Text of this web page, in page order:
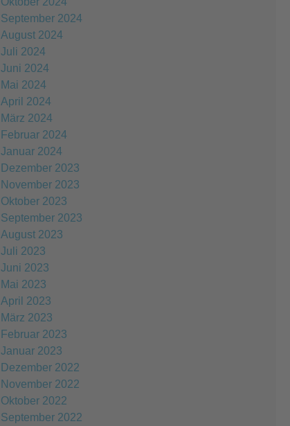
September 2024
August 2024
Juli 2024
Juni 2024
Mai 2024
April 2024
März 2024
Februar 2024
Januar 2024
Dezember 2023
November 2023
Oktober 2023
September 2023
August 2023
Juli 2023
Juni 2023
Mai 2023
April 2023
März 2023
Februar 2023
Januar 2023
Dezember 2022
November 2022
Oktober 2022
September 2022